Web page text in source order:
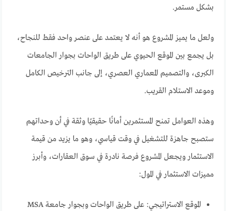
بشكل مستمر.
ولعل ما يميز المشروع هو أنه لا يعتمد على عنصر واحد فقط للنجاح،
بل يجمع بين الموقع الحيوي على طريق الواحات بجوار الجامعات
الكبرى، والتصميم المعماري العصري، إلى جانب الترخيص الكامل
وموعد الاستلام القريب.
وهذه العوامل تمنح المستثمرين أمانًا حقيقيًا وثقة في أن وحداتهم
ستصبح جاهزة للتشغيل في وقت قياسي، وهو ما يزيد من قيمة
الاستثمار ويجعل المشروع فرصة نادرة في سوق العقارات، وأبرز
مميزات الاستثمار في المول:
الموقع الاستراتيجي: على طريق الواحات وبجوار جامعة MSA